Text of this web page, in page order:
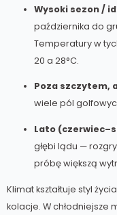
Wysoki sezon /
października do
Temperatury w
20 a 28°C.
Poza szczytem,
wiele pól
Lato
głębi lądu —
próbę większą
Klimat kształtuje styl
kolacje. W chłodniejsze